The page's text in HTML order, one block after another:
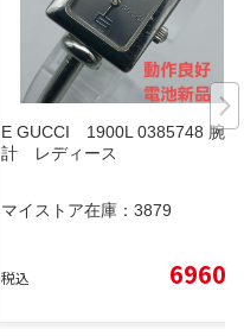
E GUCCI 1900L 0385748 腕時
計 レディース
マイストア在庫： 3879
税込 6960